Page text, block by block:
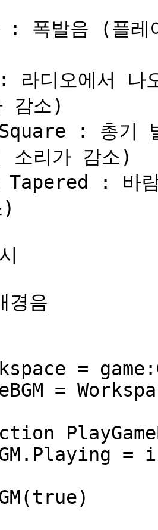
발음 (플레
디오에서 나
감소)
: 총기
소리가 감소)
: 바람
)
경음
=
=